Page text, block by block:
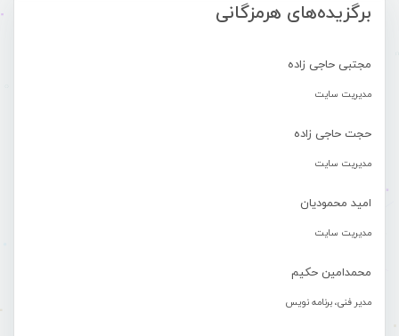
برگزیده‌های هرمزگانی
مجتبی حاجی زاده
مدیریت سایت
حجت حاجی زاده
مدیریت سایت
امید محمودیان
مدیریت سایت
محمدامین حکیم
مدیر فنی، برنامه نویس